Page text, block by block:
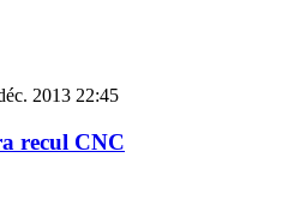
2013 22:45
recul CNC